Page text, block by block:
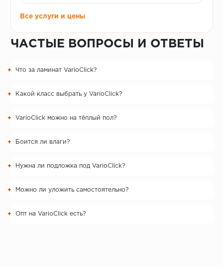
Все услуги и цены
ЧАСТЫЕ ВОПРОСЫ И ОТВЕТЫ
Что за ламинат VarioClick?
Какой класс выбрать у VarioClick?
VarioClick можно на тёплый пол?
Боится ли влаги?
Нужна ли подложка под VarioClick?
Можно ли уложить самостоятельно?
Опт на VarioClick есть?